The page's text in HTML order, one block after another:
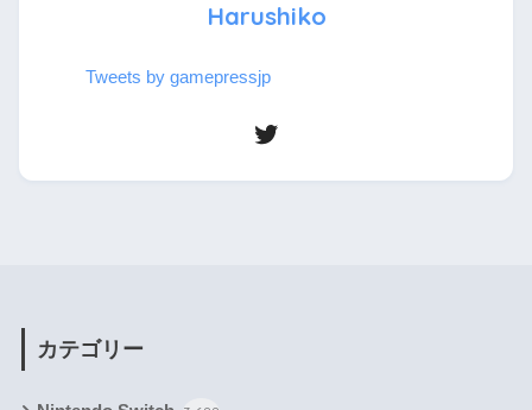
Harushiko
Tweets by gamepressjp
カテゴリー